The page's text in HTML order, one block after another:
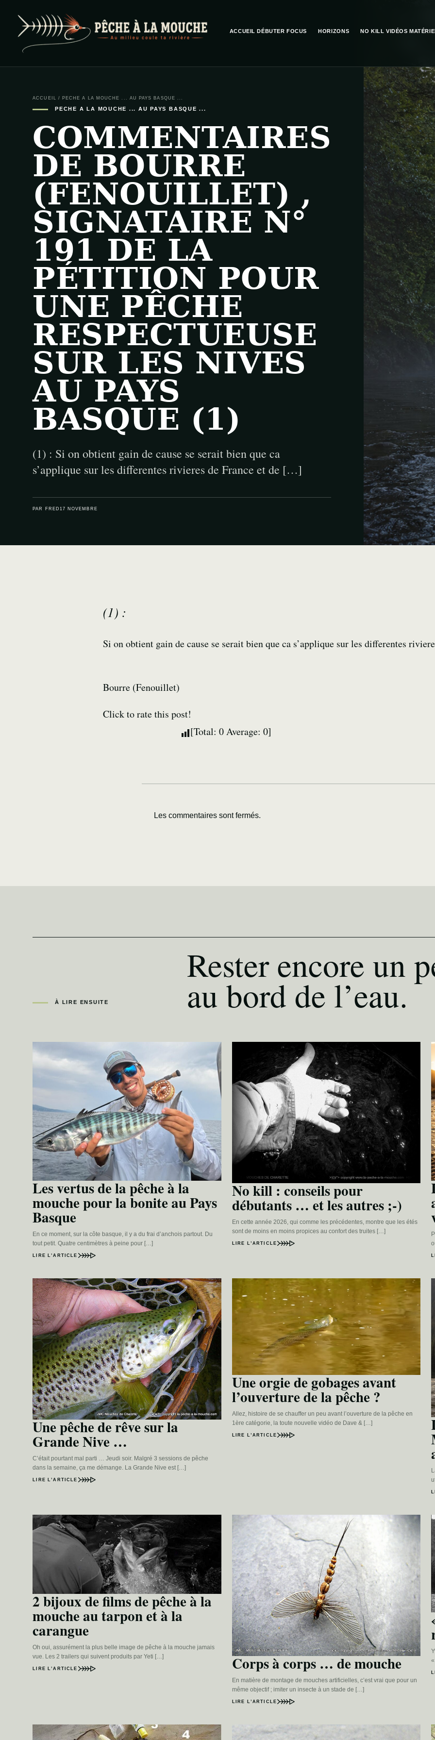
PECHE A LA MOUCHE
ACCUEIL DÉBUTER FOCUS HORIZONS NO KILL VIDÉOS
ACCUEIL / PECHE A LA MOUCHE ... AU PAYS BASQUE ...
PECHE A LA MOUCHE ... AU PAYS BASQUE ...
COMMENTAIRES
DE BOURRE
(FENOUILLET) ,
SIGNATAIRE N°
191 DE LA
PÉTITION POUR
UNE PÊCHE
RESPECTUEUSE
SUR LES NIVES
AU PAYS
BASQUE (1)
(1) : Si on obtient gain de cause se serait bien que ca
s’applique sur les differentes rivieres de France et de […]
PAR FRED 17 NOVEMBRE
(1) :
Si on obtient gain de cause se serait bien que ca s’applique sur les differentes
Bourre (Fenouillet)
Click to rate this post!
[Total: 0Average: 0]
Les commentaires sont fermés.
À LIRE ENSUITE
Rester encore un
au bord de l’eau.
Les vertus de la pêche à la
mouche pour la bonite au Pays
Basque
En ce moment, sur la côte basque, il y a du frai d’anchois partout. Du
tout petit. Quatre centimètres à peine pour […]
LIRE L’ARTICLE
No kill : conseils pour
débutants … et les autres ;-)
En cette année 2026, qui comme les précédentes, montre que les étés
sont de moins en moins propices au confort des truites […]
LIRE L’ARTICLE
Une pêche de rêve sur la
Grande Nive …
C’était pourtant mal parti … Jeudi soir. Malgré 3 sessions de pêche
dans la semaine, ça me démange. La Grande Nive est […]
LIRE L’ARTICLE
Une orgie de gobages avant
l’ouverture de la pêche ?
Allez, histoire de se chauffer un peu avant l’ouverture de la pêche en
1ère catégorie, la toute nouvelle vidéo de Dave & […]
LIRE L’ARTICLE
2 bijoux de films de pêche à la
mouche au tarpon et à la
carangue
Oh oui, assurément la plus belle image de pêche à la mouche jamais
vue. Les 2 trailers qui suivent produits par Yeti […]
LIRE L’ARTICLE Corps à corps … de mouche
En matière de montage de mouches artificielles, c’est vrai que pour un
même objectif ; imiter un insecte à un stade de […]
LIRE L’ARTICLE